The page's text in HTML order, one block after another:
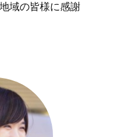
域の皆様に感謝